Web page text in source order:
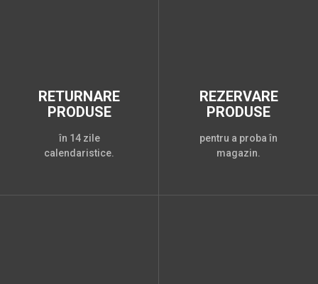
RETURNARE
PRODUSE
în 14 zile
calendaristice.
REZERVARE
PRODUSE
pentru a proba în
magazin.